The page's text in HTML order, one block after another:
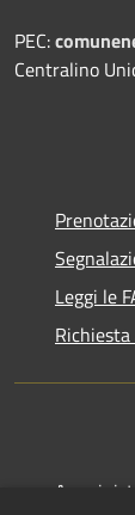
PEC:
Centralino
Leggi le